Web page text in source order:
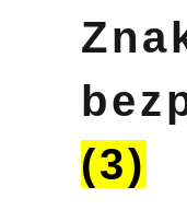
(3)